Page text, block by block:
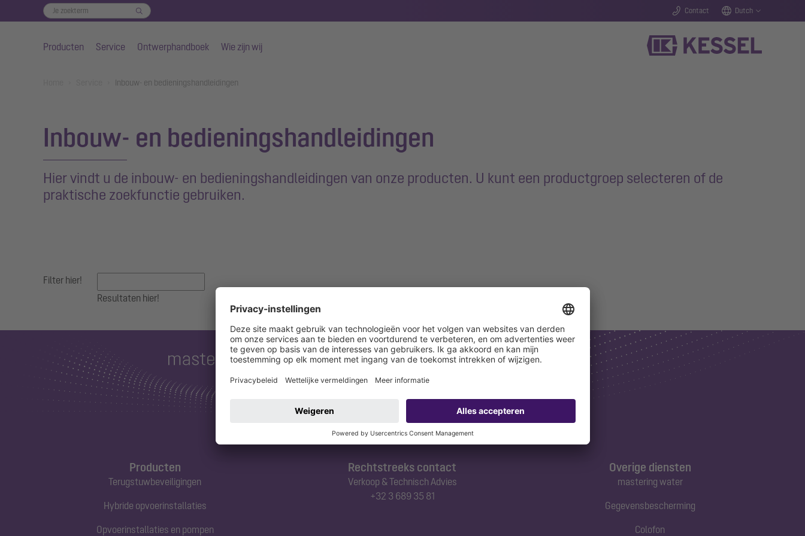
Contact Dutch
Producten Service Ontwerphandboek Wie zijn wij
Inbouw- en bedieningshandleidingen
Inbouw- en bedieningshandleidingen
Hier vindt u de inbouw- en bedieningshandleidingen van onze producten. U kunt een productgroep selecteren of de
praktische zoekfunctie gebruiken.
Filter hier!
Resultaten hier!
Producten
Terugstuwbeveiligingen
Hybride opvoerinstallaties
Opvoerinstallaties en pompen
Rechtstreeks contact
Verkoop & Technisch Advies
+32 3 689 35 81
Overige diensten
mastering water
Gegevensbescherming
Colofon